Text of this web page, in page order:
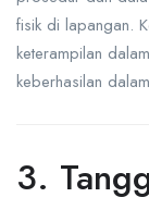
fisik di lapangan.
keterampilan
keberhasilan
3.